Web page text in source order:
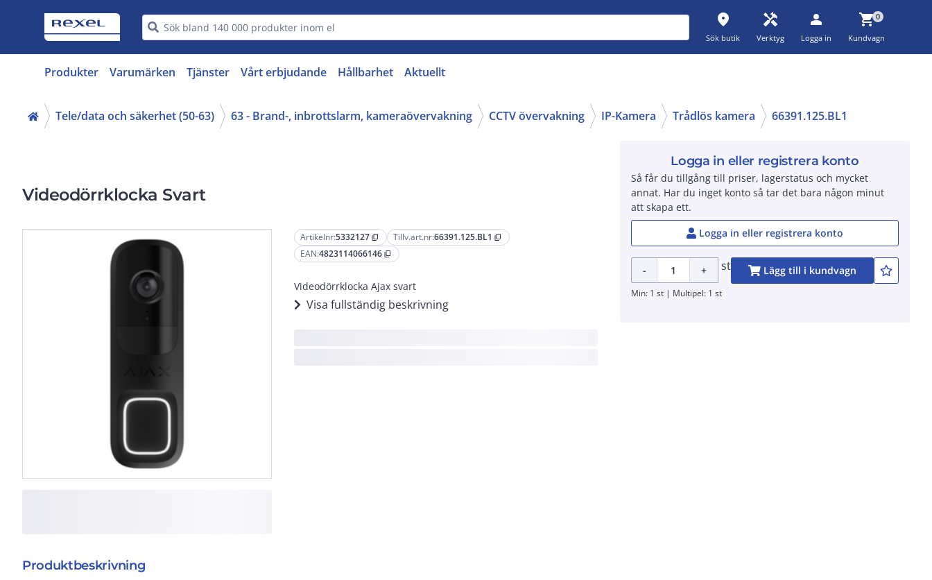
place
Sök butik
handyman
Verktyg
person
Logga in
shopping_cart0
Kundvagn
Produkter Varumärken Tjänster Vårt erbjudande Hållbarhet Aktuellt
Tele/data och säkerhet (50-63) 63 - Brand-, inbrottslarm, kameraövervakning CCTV övervakning IP-Kamera Trådlös kamera 66391.125.BL1
Videodörrklocka Svart
Artikelnr:5332127 content_copy Tillv.art.nr:66391.125.BL1 content_copy
EAN:4823114066146 content_copy
Videodörrklocka Ajax svart
Visa fullständig beskrivning
Produktbeskrivning
Logga in eller registrera konto
Så får du tillgång till priser, lagerstatus och mycket
annat. Har du inget konto så tar det bara någon minut
att skapa ett.
Logga in eller registrera konto
- + st Lägg till i kundvagn
Min: 1 st | Multipel: 1 st